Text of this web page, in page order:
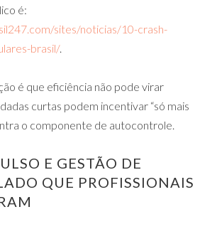
é:
sites/noticias/10-crash-
brasil/.
é que eficiência não pode virar
curtas podem incentivar “só mais
o componente de autocontrole.
E GESTÃO DE
QUE PROFISSIONAIS